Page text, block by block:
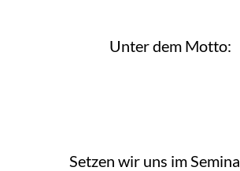
Unter dem Motto:
Setzen wir uns im